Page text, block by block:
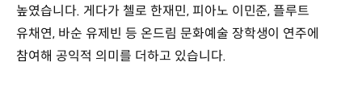
높였습니다. 게다가 첼로 한재민, 피아노 이민준, 플루트
유채연, 바순 유제빈 등 온드림 문화예술 장학생이 연주에
참여해 공익적 의미를 더하고 있습니다.